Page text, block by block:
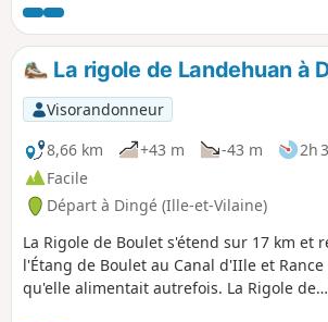
effet, le château du Domaine des Ormes,
était, autrefois (début du XIVe siècle), la
Évêques de Dol-de-Bretagne.
Les sentiers sont ombragés. Si vous les
l'automne, vous pourrez faire le
châtaignes.
La rigole de Landehuan à
Visorandonneur
8,66 km
+43 m -43 m
2h
Facile
Départ à Dingé (Ille-et-Vilaine)
La Rigole de Boulet s'étend sur 17 km et
l'Étang de Boulet au Canal d'IIle et Rance
qu'elle alimentait autrefois. La Rigole de